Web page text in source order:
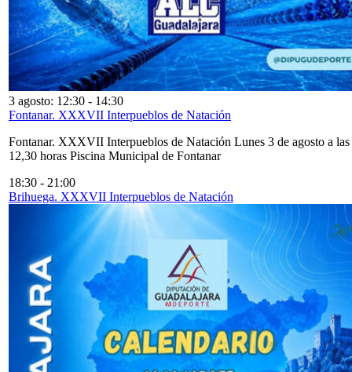
3 agosto: 12:30 - 14:30
Fontanar. XXXVII Interpueblos de Natación
Fontanar. XXXVII Interpueblos de Natación Lunes 3 de agosto a las
12,30 horas Piscina Municipal de Fontanar
18:30 - 21:00
Brihuega. XXXVII Interpueblos de Natación